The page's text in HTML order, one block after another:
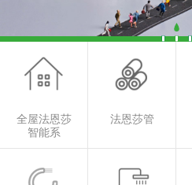
全屋法恩莎
智能系
法恩莎管